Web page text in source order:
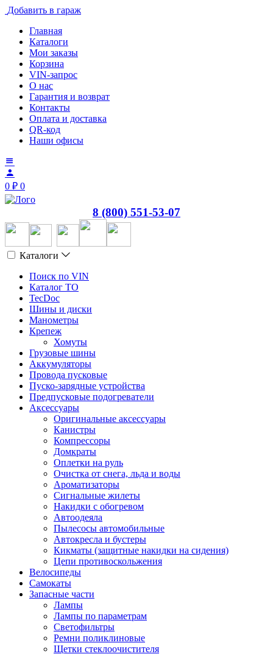
Добавить в гараж
Главная
Каталоги
Мои заказы
Корзина
VIN-запрос
О нас
Гарантия и возврат
Контакты
Оплата и доставка
QR-код
Наши офисы
0 ₽ 0
8 (800) 551-53-07
Каталоги
Поиск по VIN
Каталог ТО
TecDoc
Шины и диски
Манометры
Крепеж
Хомуты
Грузовые шины
Аккумуляторы
Провода пусковые
Пуско-зарядные устройства
Предпусковые подогреватели
Аксессуары
Оригинальные аксессуары
Канистры
Компрессоры
Домкраты
Оплетки на руль
Очистка от снега, льда и воды
Ароматизаторы
Сигнальные жилеты
Накидки с обогревом
Автоодеяла
Пылесосы автомобильные
Автокресла и бустеры
Кикматы (защитные накидки на сидения)
Цепи противоскольжения
Велосипеды
Самокаты
Запасные части
Лампы
Лампы по параметрам
Светофильтры
Ремни поликлиновые
Щетки стеклоочистителя